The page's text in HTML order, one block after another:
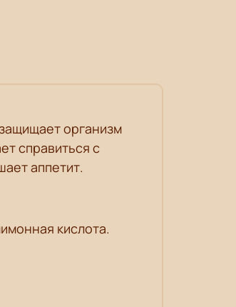
организм
справиться с
аппетит.
кислота.